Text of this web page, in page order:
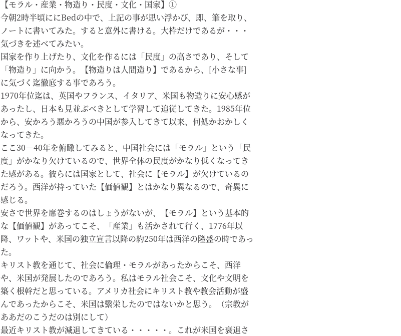
【モラル・産業・物造り・民度・文化・国家】①
今朝2時半頃ににBedの中で、上記の事が思い浮かび、即、筆を取り、
ノートに書いてみた。すると意外に書ける。大枠だけであるが・・・
気づきを述べてみたい。
国家を作り上げたり、文化を作るには「民度」の高さであり、そして
「物造り」に向かう。【物造りは人間造り】であるから、[小さな事]
に気づく迄徹底する事であろう。
1970年位迄は、英国やフランス、イタリア、米国も物造りに安心感が
あったし、日本も見並ぶべきとして学習して追従してきた。1985年位
から、安かろう悪かろうの中国が参入してきて以来、何処かおかしく
なってきた。
ここ30－40年を俯瞰してみると、中国社会には「モラル」という「民
度」がかなり欠けているので、世界全体の民度がかなり低くなってき
た感がある。彼らには国家として、社会に【モラル】が欠けているの
だろう。西洋が持っていた【価値観】とはかなり異なるので、奇異に
感じる。
安さで世界を席巻するのはしょうがないが、【モラル】という基本的
な【価値観】があってこそ、「産業」も活かされて行く、1776年以
降、ワットや、米国の独立宣言以降の約250年は西洋の隆盛の時であっ
た。
キリスト教を通じて、社会に倫理・モラルがあったからこそ、西洋
や、米国が発展したのであろう。私はモラル社会こそ、文化や文明を
築く根幹だと思っている。アメリカ社会にキリスト教や教会活動が盛
んであったからこそ、米国は繫栄したのではないかと思う。（宗教が
ああだのこうだのは別にして）
最近キリスト教が減退してきている・・・・・。これが米国を衰退さ